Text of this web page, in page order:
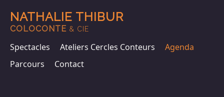
NATHALIE THIBUR
COLOCONTE & CIE
Spectacles Ateliers Cercles Conteurs
Agenda
Parcours
Contact